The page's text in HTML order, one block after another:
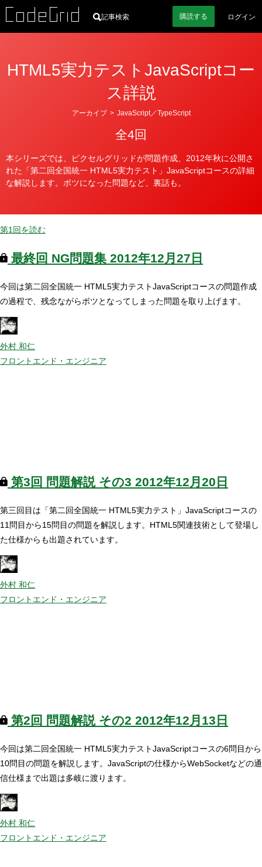
記事検索 購読する ログイン
HTML5実力テストJavaScriptコー
ス詳説
ー
アーカイブ > JavaScript／TypeScript
全4回
本シリーズでは、ピクセルグリッドが問題作成、2012年秋に公開さ
れた「第二回全国統一 HTML5実力テスト」JavaScriptコースの詳細
な解説します。ボツになった問題など、裏話も。
第1回を読む
最終回 NG問題集 2012年12月27日
今回は第二回全国統一 HTML5実力テストJavaScriptコースの問題作成
の過程で、残念ながらボツとなってしまった問題を取り上げます。
外村 和仁
フロントエンド・エンジニア
第3回 問題解説 その3 2012年12月20日
第三回目は「第二回全国統一 HTML5実力テスト」JavaScriptコースの
11問目から15問目の問題を解説します。HTML5関連技術として登場し
た仕様からも出題されています。
外村 和仁
フロントエンド・エンジニア
第2回 問題解説 その2 2012年12月13日
今回は第二回全国統一 HTML5実力テストJavaScriptコースの6問目から
10問目の問題を解説します。JavaScriptの仕様からWebSocketなどの通
信仕様まで出題は多岐に渡ります。
外村 和仁
フロントエンド・エンジニア